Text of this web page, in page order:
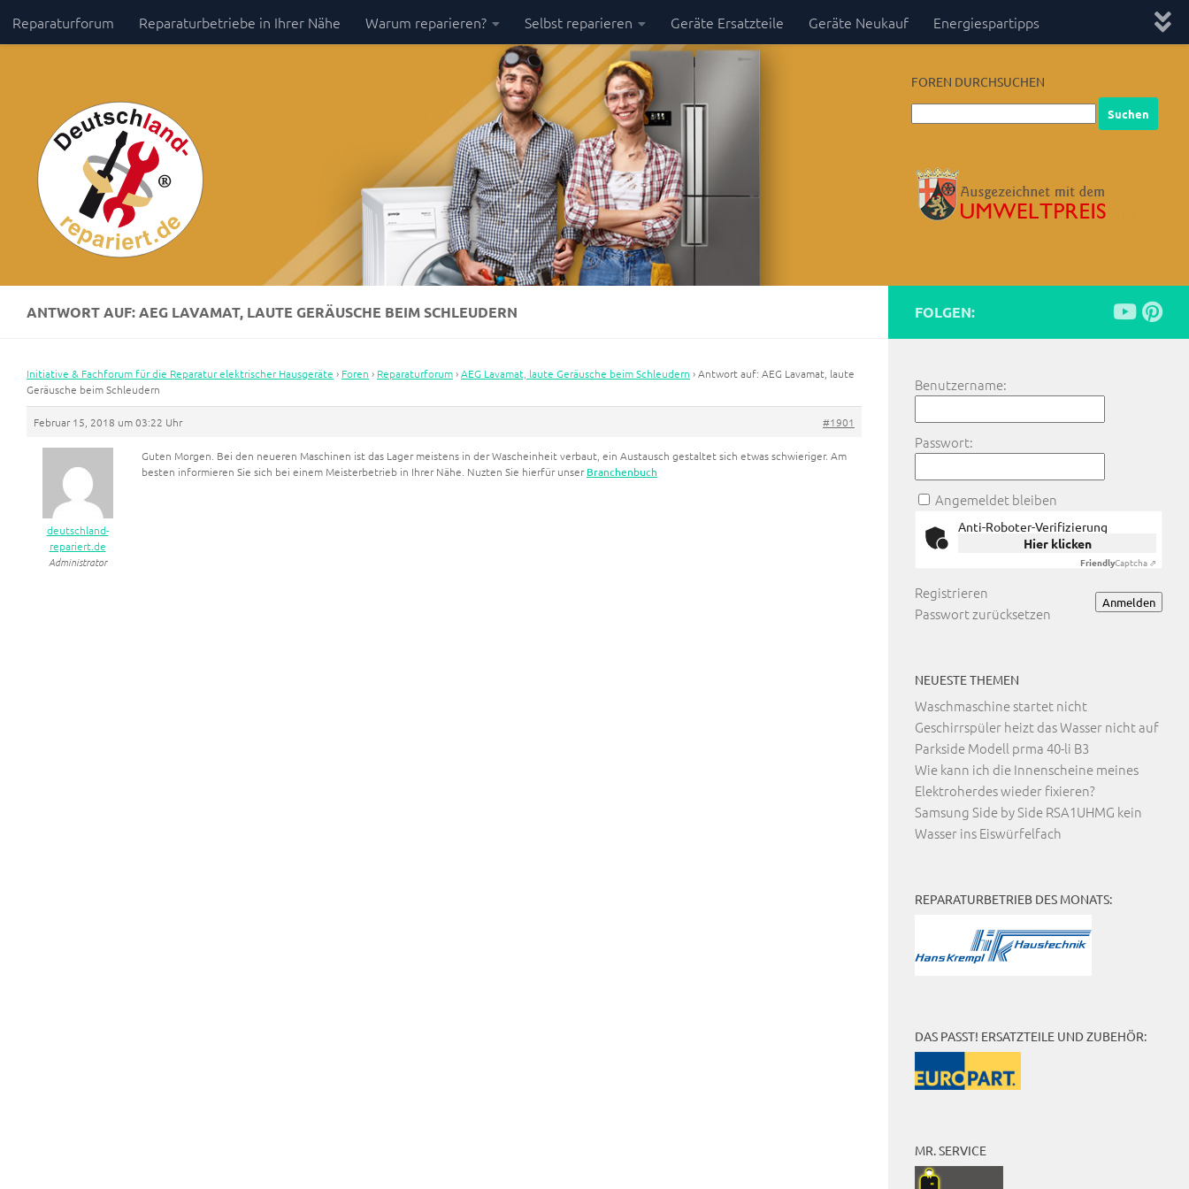
Zum Inhalt springen
Reparaturforum Reparaturbetriebe in Ihrer Nähe Warum reparieren? Selbst reparieren Geräte Ersatzteile Geräte Neukauf Energiespartipps
FOREN DURCHSUCHEN
ANTWORT AUF: AEG LAVAMAT, LAUTE GERÄUSCHE BEIM SCHLEUDERN
Initiative & Fachforum für die Reparatur elektrischer Hausgeräte › Foren › Reparaturforum›AEG Lavamat, laute Geräusche beim Schleudern ›Antwort auf: AEG Lavamat, laute
Geräusche beim Schleudern
Februar 15, 2018 um 03:22 Uhr #1901
deutschland-
repariert.de
Administrator
Guten Morgen. Bei den neueren Maschinen ist das Lager meistens in der Wascheinheit verbaut, ein Austausch gestaltet sich etwas schwieriger. Am
besten informieren Sie sich bei einem Meisterbetrieb in Ihrer Nähe. Nuzten Sie hierfür unserBranchenbuch
FOLGEN:
Benutzername:
Passwort:
Angemeldet bleiben
Anti-Roboter-Verifizierung
Hier klicken
FriendlyCaptcha ⇗
Anmelden
Registrieren
Passwort zurücksetzen
NEUESTE THEMEN
Waschmaschine startet nicht
Geschirrspüler heizt das Wasser nicht auf
Parkside Modell prma 40-li B3
Wie kann ich die Innenscheine meines
Elektroherdes wieder fixieren?
Samsung Side by Side RSA1UHMG kein
Wasser ins Eiswürfelfach
REPARATURBETRIEB DES MONATS:
DAS PASST! ERSATZTEILE UND ZUBEHÖR:
MR. SERVICE